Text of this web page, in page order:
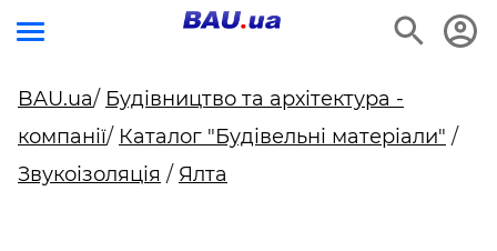
BAU.ua/ Будівництво та архітектура -
компанії/ Каталог "Будівельні матеріали" /
Звукоізоляція / Ялта